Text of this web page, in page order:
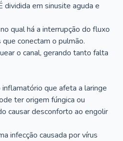
dividida em sinusite aguda e
qual há a interrupção do fluxo
conectam o pulmão.
o canal, gerando tanto falta
que afeta a laringe
ter origem fúngica ou
causar desconforto ao engolir
infecção causada por vírus